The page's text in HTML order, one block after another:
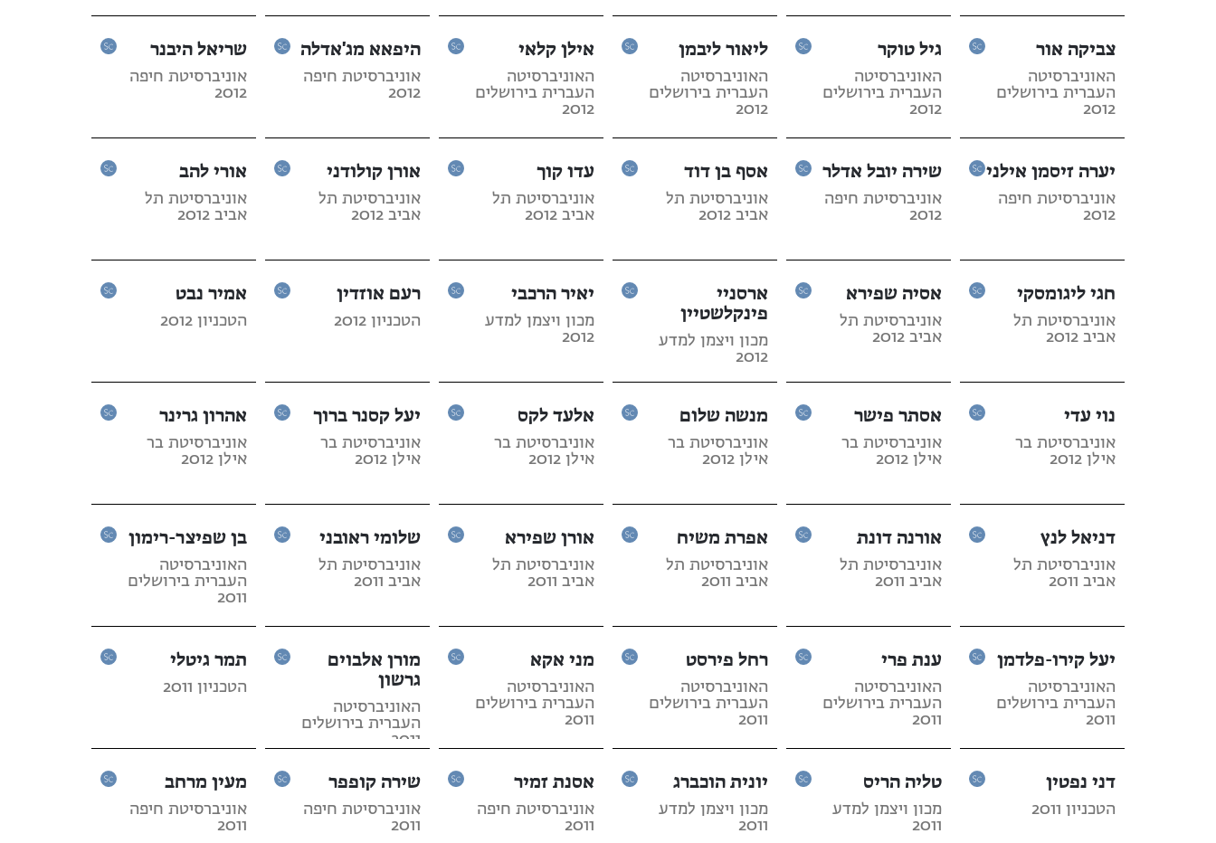
צביקה אור
האוניברסיטה
העברית בירושלים
2012
גיל טוקר
האוניברסיטה
העברית בירושלים
2012
ליאור ליבמן
האוניברסיטה
העברית בירושלים
2012
אילן קלאי
האוניברסיטה
העברית בירושלים
2012
היפאא מג'אדלה
אוניברסיטת חיפה
2012
שריאל היבנר
אוניברסיטת חיפה
2012
יערה זיסמן אילני
אוניברסיטת חיפה
2012
שירה יובל אדלר
אוניברסיטת חיפה
2012
אסף בן דוד
אוניברסיטת תל
אביב 2012
עדו קוך
אוניברסיטת תל
אביב 2012
אורן קולודני
אוניברסיטת תל
אביב 2012
אורי להב
אוניברסיטת תל
אביב 2012
חגי ליגומסקי
אוניברסיטת תל
אביב 2012
אסיה שפירא
אוניברסיטת תל
אביב 2012
ארסניי
פינקלשטיין
מכון ויצמן למדע
2012
יאיר הרכבי
מכון ויצמן למדע
2012
רעם אוזדין
הטכניון 2012
אמיר נבט
הטכניון 2012
נוי עדי
אוניברסיטת בר
אילן 2012
אסתר פישר
אוניברסיטת בר
אילן 2012
מנשה שלום
אוניברסיטת בר
אילן 2012
אלעד לקס
אוניברסיטת בר
אילן 2012
יעל קסנר ברוך
אוניברסיטת בר
אילן 2012
אהרון גרינר
אוניברסיטת בר
אילן 2012
דניאל לנץ
אוניברסיטת תל
אביב 2011
אורנה דונת
אוניברסיטת תל
אביב 2011
אפרת משיח
אוניברסיטת תל
אביב 2011
אורן שפירא
אוניברסיטת תל
אביב 2011
שלומי ראובני
אוניברסיטת תל
אביב 2011
בן שפיצר-רימון
האוניברסיטה
העברית בירושלים
2011
יעל קירו-פלדמן
האוניברסיטה
העברית בירושלים
2011
ענת פרי
האוניברסיטה
העברית בירושלים
2011
רחל פירסט
האוניברסיטה
העברית בירושלים
2011
מני אקא
האוניברסיטה
העברית בירושלים
2011
מורן אלבוים
גרשון
האוניברסיטה
העברית בירושלים
2011
תמר גיטלי
הטכניון 2011
דני נפטין
הטכניון 2011
טליה הריס
מכון ויצמן למדע
2011
יונית הוכברג
מכון ויצמן למדע
2011
אסנת זמיר
אוניברסיטת חיפה
2011
שירה קופפר
אוניברסיטת חיפה
2011
מעין מרחב
אוניברסיטת חיפה
2011